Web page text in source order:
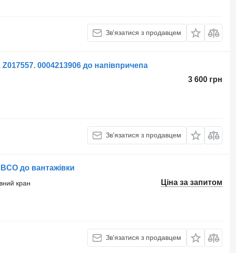
Зв'язатися з продавцем
0004213906 до напівпричепа
3 600 грн
Зв'язатися з продавцем
до вантажівки
Ціна за запитом
кран
Зв'язатися з продавцем